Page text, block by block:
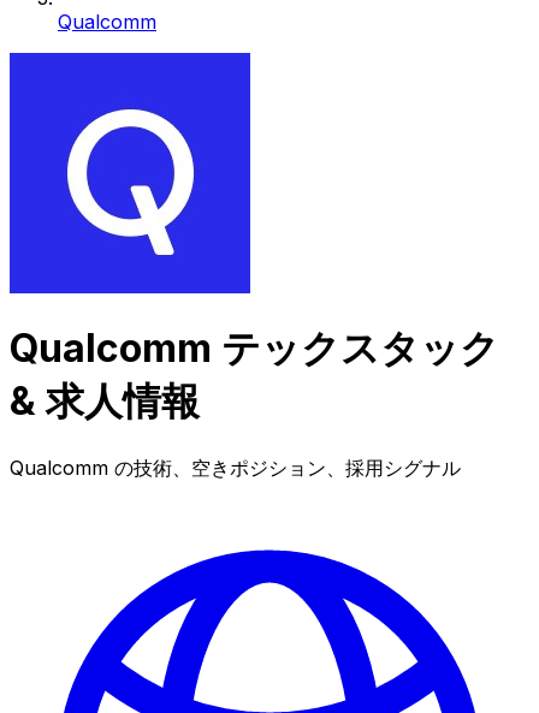
Qualcomm
Qualcomm テックスタック
& 求人情報
Qualcomm の技術、空きポジション、採用シグナル